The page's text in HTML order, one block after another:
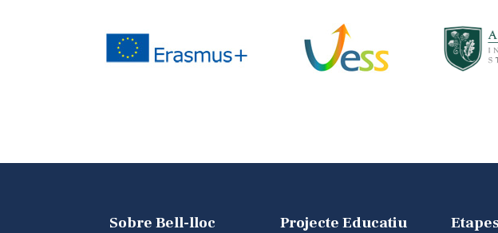
Sobre Bell-lloc Projecte Educatiu